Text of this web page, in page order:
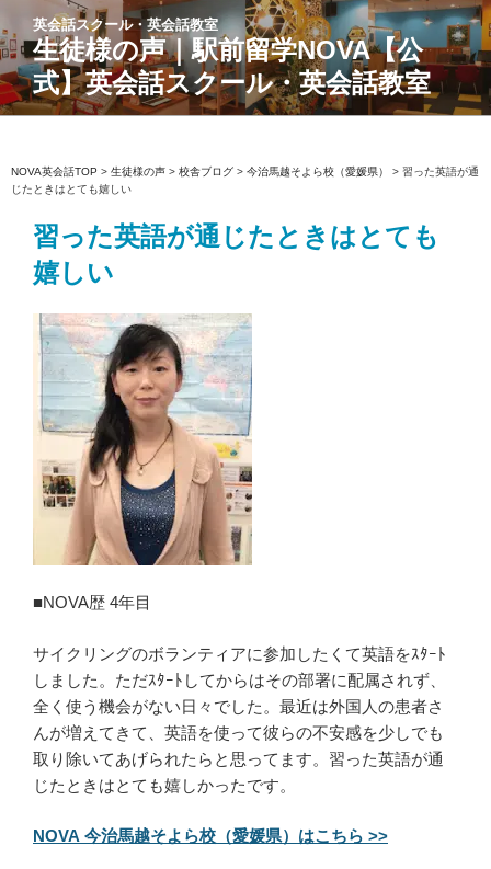
ン
テ
ン
ツ
ス
キ
英会話スクール・英会話教室
生徒様の声｜駅前留学NOVA【公
式】英会話スクール・英会話教室
NOVA英会話TOP > 生徒様の声 > 校舎ブログ > 今治馬越そよら校（愛媛県） > 習った英語が通
じたときはとても嬉しい
習った英語が通じたときはとても
嬉しい
■NOVA歴 4年目
サイクリングのボランティアに参加したくて英語をｽﾀｰﾄ
しました。ただｽﾀｰﾄしてからはその部署に配属されず、
全く使う機会がない日々でした。最近は外国人の患者さ
んが増えてきて、英語を使って彼らの不安感を少しでも
取り除いてあげられたらと思ってます。習った英語が通
じたときはとても嬉しかったです。
NOVA 今治馬越そよら校（愛媛県）はこちら >>